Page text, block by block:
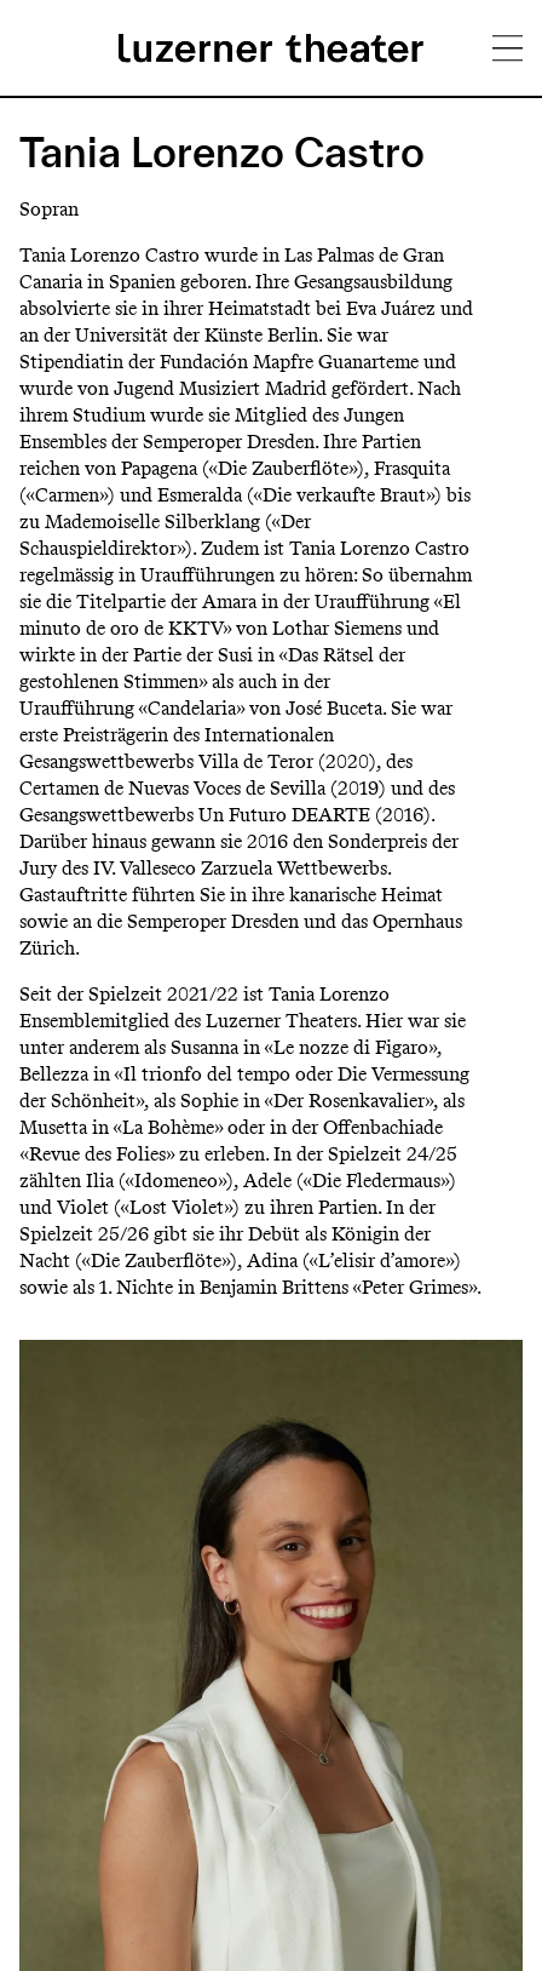
zum
Inhalt
H
u
p
t
m
e
n
ü
Tania Lorenzo Castro
Sopran
Tania Lorenzo Castro wurde in Las Palmas de Gran
Canaria in Spanien geboren. Ihre Gesangsausbildung
absolvierte sie in ihrer Heimatstadt bei Eva Juárez und
an der Universität der Künste Berlin. Sie war
Stipendiatin der Fundación Mapfre Guanarteme und
wurde von Jugend Musiziert Madrid gefördert. Nach
ihrem Studium wurde sie Mitglied des Jungen
Ensembles der Semperoper Dresden. Ihre Partien
reichen von Papagena («Die Zauberflöte»), Frasquita
(«Carmen») und Esmeralda («Die verkaufte Braut») bis
zu Mademoiselle Silberklang («Der
Schauspieldirektor»). Zudem ist Tania Lorenzo Castro
regelmässig in Uraufführungen zu hören: So übernahm
sie die Titelpartie der Amara in der Uraufführung «El
minuto de oro de KKTV» von Lothar Siemens und
wirkte in der Partie der Susi in «Das Rätsel der
gestohlenen Stimmen» als auch in der
Uraufführung «Candelaria» von José Buceta. Sie war
erste Preisträgerin des Internationalen
Gesangswettbewerbs Villa de Teror (2020), des
Certamen de Nuevas Voces de Sevilla (2019) und des
Gesangswettbewerbs Un Futuro DEARTE (2016).
Darüber hinaus gewann sie 2016 den Sonderpreis der
Jury des IV. Valleseco Zarzuela Wettbewerbs.
Gastauftritte führten Sie in ihre kanarische Heimat
sowie an die Semperoper Dresden und das Opernhaus
Zürich.
Seit der Spielzeit 2021/22 ist Tania Lorenzo
Ensemblemitglied des Luzerner Theaters. Hier war sie
unter anderem als Susanna in «Le nozze di Figaro»,
Bellezza in «Il trionfo del tempo oder Die Vermessung
der Schönheit», als Sophie in «Der Rosenkavalier», als
Musetta in «La Bohème» oder in der Offenbachiade
«Revue des Folies» zu erleben. In der Spielzeit 24/25
zählten Ilia («Idomeneo»), Adele («Die Fledermaus»)
und Violet («Lost Violet») zu ihren Partien. In der
Spielzeit 25/26 gibt sie ihr Debüt als Königin der
Nacht («Die Zauberflöte»), Adina («L’elisir d’amore»)
sowie als 1. Nichte in Benjamin Brittens «Peter Grimes».